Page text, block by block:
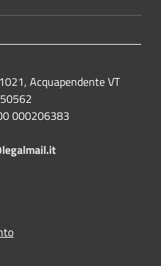
Acquapendente VT
000206383